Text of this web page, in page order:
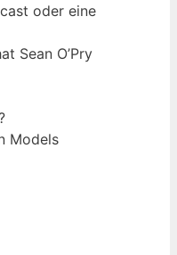
oder eine
Sean O’Pry
Models